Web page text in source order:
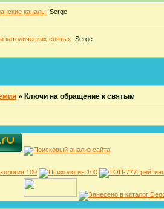
каналы Serge
католических святых Serge
» Ключи на обращение к святым